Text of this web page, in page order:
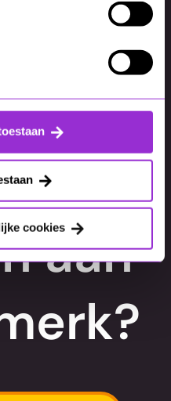
cookies
en uitvoeren
aan